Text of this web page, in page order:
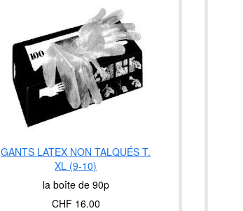
GANTS LATEX NON TALQUÉS T.
XL (9-10)
la boîte de 90p
CHF 16.00